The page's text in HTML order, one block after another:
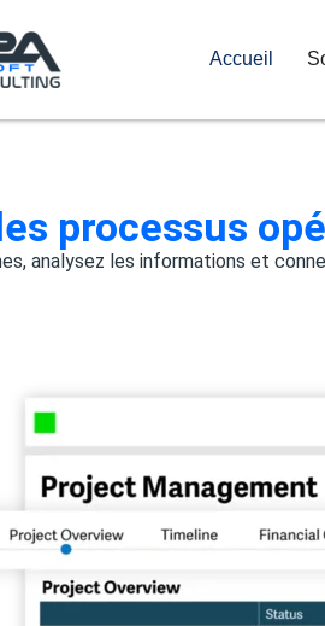
Accueil
processus
analysez les informations et